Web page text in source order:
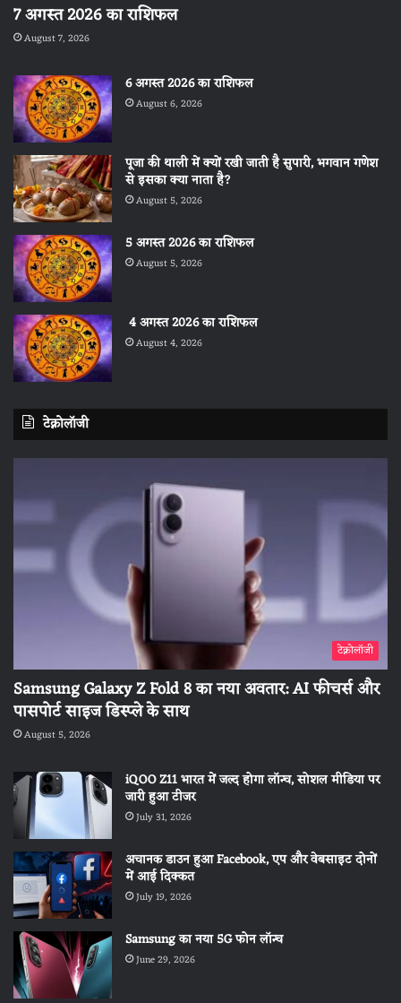
7 अगस्त 2026 का राशिफल
August 7, 2026
6 अगस्त 2026 का राशिफल
August 6, 2026
पूजा की थाली में क्यों रखी जाती है सुपारी, भगवान गणेश
से इसका क्या नाता है?
August 5, 2026
5 अगस्त 2026 का राशिफल
August 5, 2026
4 अगस्त 2026 का राशिफल
August 4, 2026
टेक्नोलॉजी
टेक्नोलॉजी
Samsung Galaxy Z Fold 8 का नया अवतार: AI फीचर्स और
पासपोर्ट साइज डिस्प्ले के साथ
August 5, 2026
iQOO Z11 भारत में जल्द होगा लॉन्च, सोशल मीडिया पर
जारी हुआ टीजर
July 31, 2026
अचानक डाउन हुआ Facebook, एप और वेबसाइट दोनों
में आई दिक्कत
July 19, 2026
Samsung का नया 5G फोन लॉन्च
June 29, 2026